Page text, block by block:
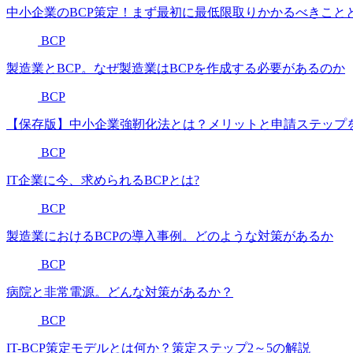
中小企業のBCP策定！まず最初に最低限取りかかるべきこと
BCP
製造業とBCP。なぜ製造業はBCPを作成する必要があるのか
BCP
【保存版】中小企業強靭化法とは？メリットと申請ステップ
BCP
IT企業に今、求められるBCPとは?
BCP
製造業におけるBCPの導入事例。どのような対策があるか
BCP
病院と非常電源。どんな対策があるか？
BCP
IT-BCP策定モデルとは何か？策定ステップ2～5の解説